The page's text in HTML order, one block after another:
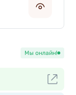
Мы онлайн!